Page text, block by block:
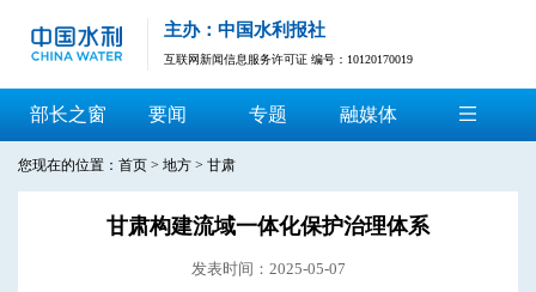
主办：中国水利报社
互联网新闻信息服务许可证 编号：10120170019
部长之窗 要闻 专题 融媒体
您现在的位置： 首页 > 地方 > 甘肃
甘肃构建流域一体化保护治理体系
发表时间：2025-05-07